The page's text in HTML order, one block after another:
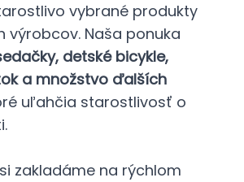
vybrané produkty
výrobcov. Naša ponuka
detské bicykle,
a množstvo ďalších
uľahčia starostlivosť o
si zakladáme na rýchlom